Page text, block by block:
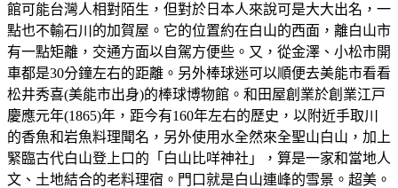
館可能台灣人相對陌生，但對於日本人來說可是大大出名，一
點也不輸石川的加賀屋。它的位置約在白山的西面，離白山市
有一點矩離，交通方面以自駕方便些。又，從金澤、小松市開
車都是30分鐘左右的距離。另外棒球迷可以順便去美能市看看
松井秀喜(美能市出身)的棒球博物館。和田屋創業於創業江戸
慶應元年(1865)年，距今有160年左右的歷史，以附近手取川
的香魚和岩魚料理聞名，另外使用水全然來全聖山白山，加上
緊臨古代白山登上口的「白山比咩神社」，算是一家和當地人
文、土地結合的老料理宿。門口就是白山連峰的雪景。超美。